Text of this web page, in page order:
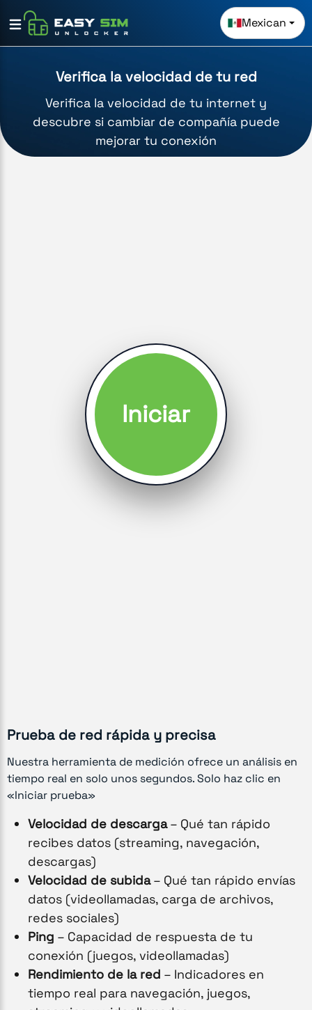
Mexican
Verifica la velocidad de tu red
Verifica la velocidad de tu internet y
descubre si cambiar de compañía puede
mejorar tu conexión
Iniciar
Prueba de red rápida y precisa
Nuestra herramienta de medición ofrece un análisis en
tiempo real en solo unos segundos. Solo haz clic en
«Iniciar prueba»
Velocidad de descarga– Qué tan rápido
recibes datos (streaming, navegación,
descargas)
Velocidad de subida– Qué tan rápido envías
datos (videollamadas, carga de archivos,
redes sociales)
Ping – Capacidad de respuesta de tu
conexión (juegos, videollamadas)
Rendimiento de la red – Indicadores en
tiempo real para navegación, juegos,